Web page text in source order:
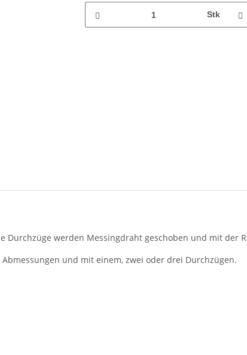
Stk
werden Messingdraht geschoben und mit der
und mit einem, zwei oder drei Durchzügen.